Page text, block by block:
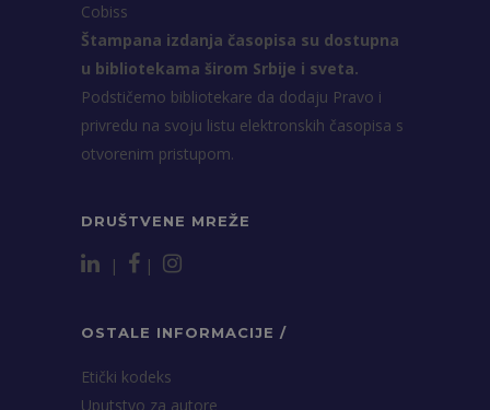
Cobiss
Štampana izdanja časopisa su dostupna
u bibliotekama širom Srbije i sveta.
Podstičemo bibliotekare da dodaju Pravo i
privredu na svoju listu elektronskih časopisa s
otvorenim pristupom.
DRUŠTVENE MREŽE
| |
OSTALE INFORMACIJE /
Etički kodeks
Uputstvo za autore